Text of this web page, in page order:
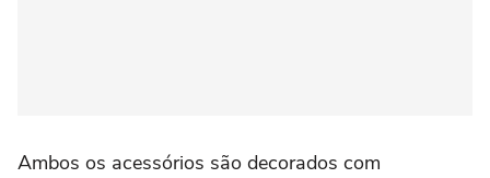
Ambos os acessórios são decorados com